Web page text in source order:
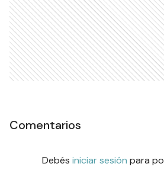
Comentarios
Debés iniciar sesión para